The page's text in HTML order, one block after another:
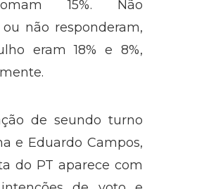
Brancos e
15%. Não
ou não responderam,
eram 18% e 8%,
de seundo turno
e Eduardo Campos,